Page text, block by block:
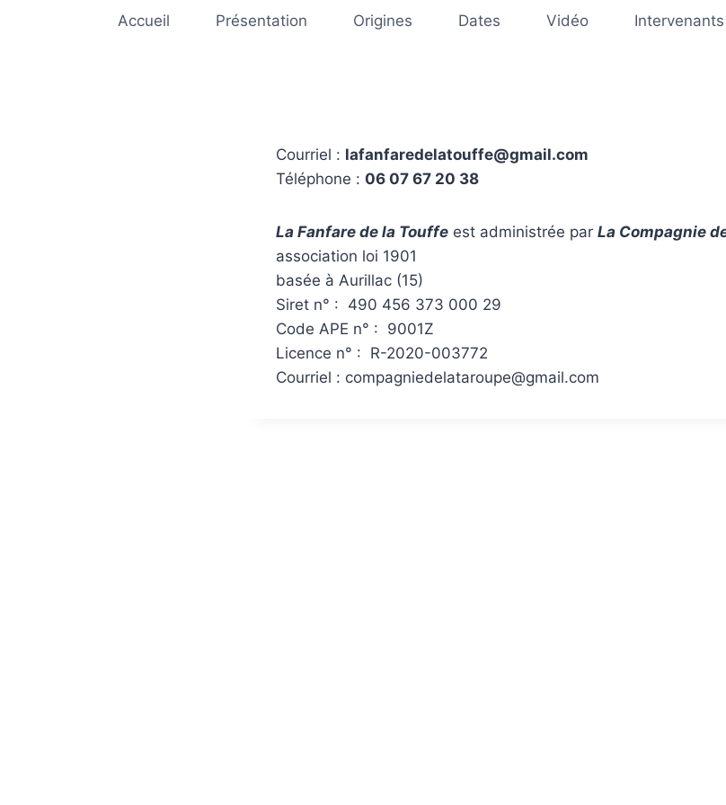
Accueil Présentation Origines Dates Vidéo
Courriel : lafanfaredelatouffe@gmail.com
Téléphone : 06 07 67 20 38
La Fanfare de la Touffe est administrée par La Compagnie
association loi 1901
basée à Aurillac (15)
Siret n° : 490 456 373 000 29
Code APE n° : 9001Z
Licence n° : R-2020-003772
Courriel : compagniedelataroupe@gmail.com